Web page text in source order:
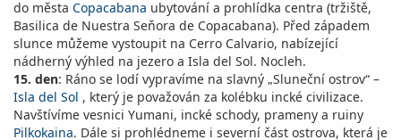
do města Copacabana ubytování a prohlídka centra (tržiště,
Basilica de Nuestra Seňora de Copacabana). Před západem
slunce můžeme vystoupit na Cerro Calvario, nabízející
nádherný výhled na jezero a Isla del Sol. Nocleh.
15. den: Ráno se lodí vypravíme na slavný „Sluneční ostrov“ –
Isla del Sol , který je považován za kolébku incké civilizace.
Navštívíme vesnici Yumani, incké schody, prameny a ruiny
Pilkokaina. Dále si prohlédneme i severní část ostrova, která je